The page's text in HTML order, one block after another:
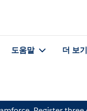
도움말 더 보기